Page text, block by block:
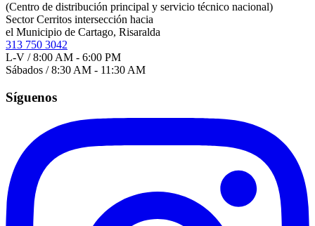
(Centro de distribución principal y servicio técnico nacional)
Sector Cerritos intersección hacia
el Municipio de Cartago, Risaralda
313 750 3042
L-V / 8:00 AM - 6:00 PM
Sábados / 8:30 AM - 11:30 AM
Síguenos